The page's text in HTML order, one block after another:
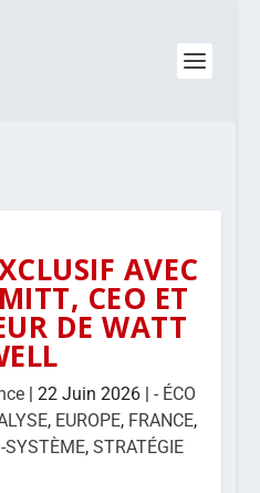
AVEC
CEO ET
DE WATT
|22 Juin 2026 |- ÉCO
, EUROPE, FRANCE,
SYSTÈME,STRATÉGIE